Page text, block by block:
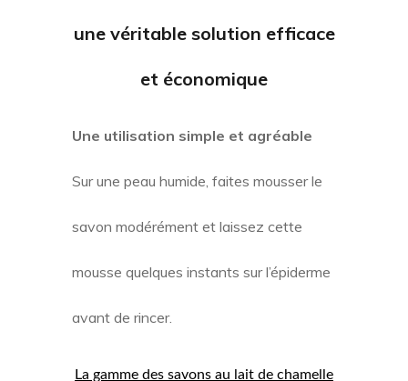
une véritable solution efficace
et économique
Une utilisation simple et agréable
Sur une peau humide, faites mousser le
savon modérément et laissez cette
mousse quelques instants sur l’épiderme
avant de rincer.
La gamme des savons au lait de chamelle